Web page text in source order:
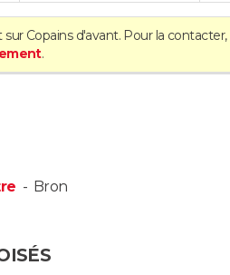
sur Copains d'avant. Pour la contacter,
.
- Bron